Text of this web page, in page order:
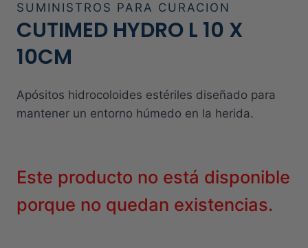
SUMINISTROS PARA CURACION
CUTIMED HYDRO L 10 X
10CM
Apósitos hidrocoloides estériles diseñado para
mantener un entorno húmedo en la herida.
Este producto no está disponible
porque no quedan existencias.